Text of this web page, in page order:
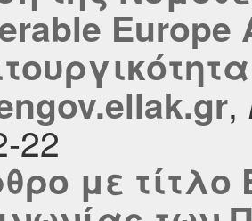
Europe
,
22
με